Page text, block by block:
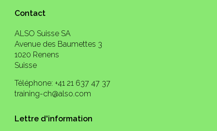
Contact
ALSO Suisse SA
Avenue des Baumettes 3
1020 Renens
Suisse
Téléphone: +41 21 637 47 37
training-ch@also.com
Lettre d'information